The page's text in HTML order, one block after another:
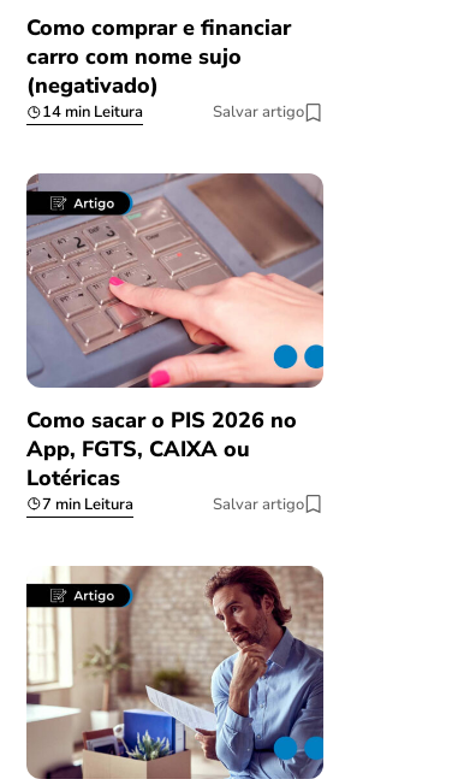
Como comprar e financiar
carro com nome sujo
(negativado)
14 min Leitura Salvar artigo
Como sacar o PIS 2026 no
App, FGTS, CAIXA ou
Lotéricas
7 min Leitura Salvar artigo